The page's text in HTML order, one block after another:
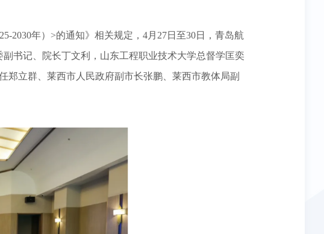
2030年）>的通知》相关规定，4月27日至30日，青岛航
书记、院长丁文利，山东工程职业技术大学总督学匡奕
立群、莱西市人民政府副市长张鹏、莱西市教体局副